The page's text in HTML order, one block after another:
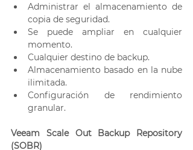
Administrar el almacenamiento de
copia de seguridad.
Se puede ampliar en cualquier
momento.
Cualquier destino de backup.
Almacenamiento basado en la nube
ilimitada.
Configuración de rendimiento
granular.
Veeam Scale Out Backup Repository
(SOBR)